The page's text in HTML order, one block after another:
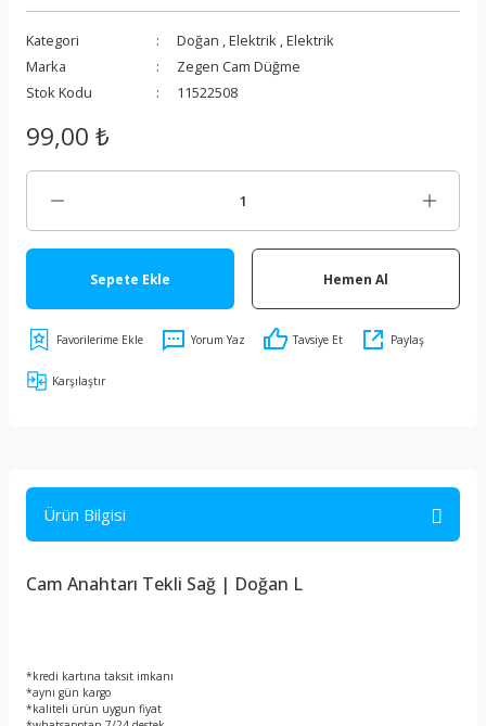
Kategori Doğan ,Elektrik ,Elektrik
Marka
Zegen Cam Düğme
Stok Kodu
11522508
99,00 ₺
Sepete Ekle Hemen Al
Yorum Yaz Tavsiye Et Paylaş
Karşılaştır
Ürün Bilgisi
Cam Anahtarı Tekli Sağ | Doğan L
*kredi kartına taksit imkanı
*aynı gün kargo
*kaliteli ürün uygun fiyat